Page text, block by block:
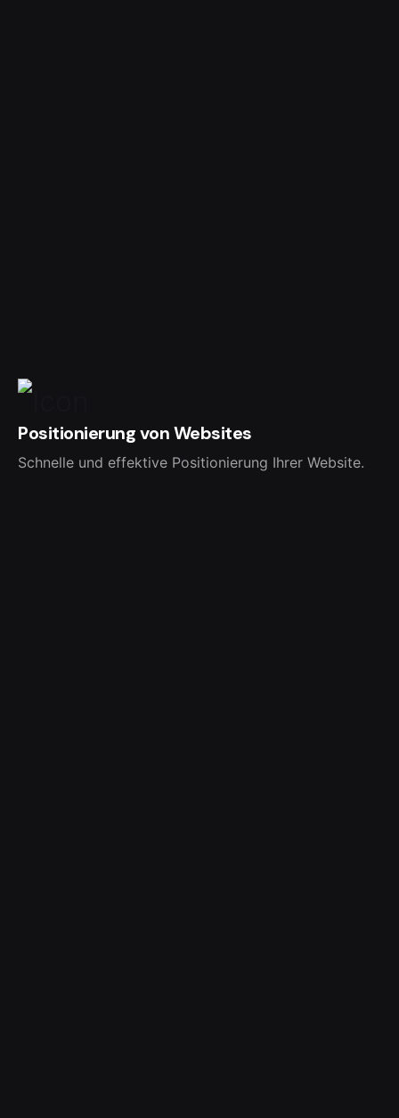
Positionierung von Websites
Schnelle und effektive Positionierung Ihrer Website.